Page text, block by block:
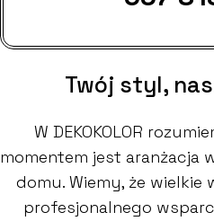
Twój styl,
W DEKOKOLOR
momentem jest aranżacja
domu. Wiemy, że
profesjonalnego